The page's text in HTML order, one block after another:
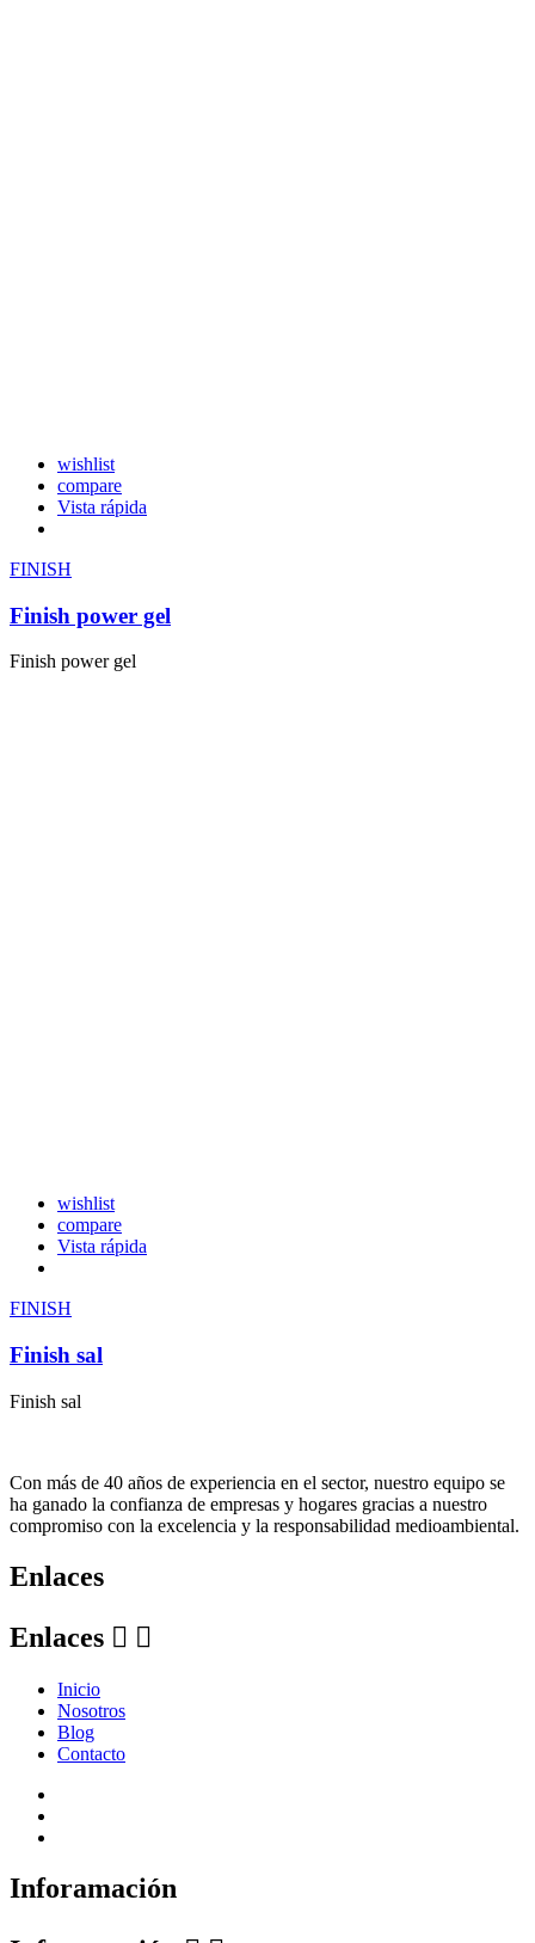
wishlist
compare
Vista rápida
FINISH
Finish power gel
Finish power gel
wishlist
compare
Vista rápida
FINISH
Finish sal
Finish sal
Con más de 40 años de experiencia en el sector, nuestro equipo se
ha ganado la confianza de empresas y hogares gracias a nuestro
compromiso con la excelencia y la responsabilidad medioambiental.
Enlaces
Enlaces  
Inicio
Nosotros
Blog
Contacto
Inforamación